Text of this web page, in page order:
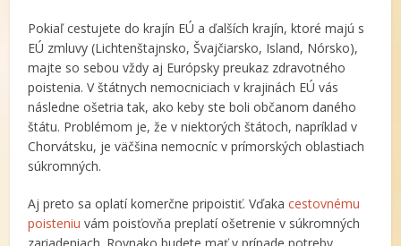
Pokiaľ cestujete do krajín EÚ a ďalších krajín, ktoré majú s
EÚ zmluvy (Lichtenštajnsko, Švajčiarsko, Island, Nórsko),
majte so sebou vždy aj Európsky preukaz zdravotného
poistenia. V štátnych nemocniciach v krajinách EÚ vás
následne ošetria tak, ako keby ste boli občanom daného
štátu. Problémom je, že v niektorých štátoch, napríklad v
Chorvátsku, je väčšina nemocníc v prímorských oblastiach
súkromných.
Aj preto sa oplatí komerčne pripoistiť. Vďakacestovnému
poisteniu vám poisťovňa preplatí ošetrenie v súkromných